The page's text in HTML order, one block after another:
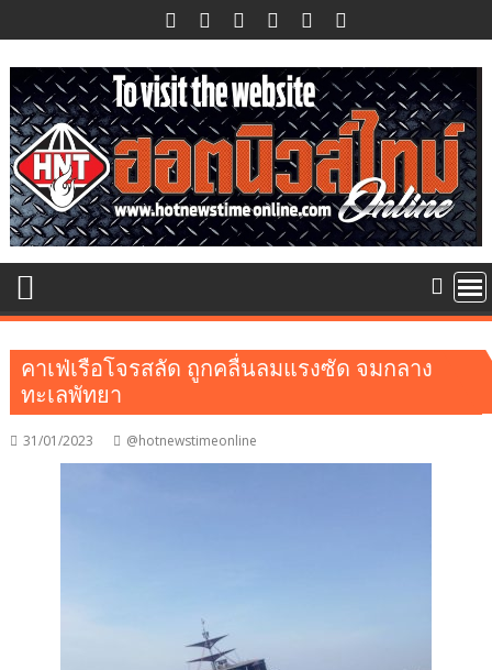
to
content
คาเฟ่เรือโจรสลัด ถูกคลื่นลมแรงซัด จมกลาง
ทะเลพัทยา
31/01/2023 @hotnewstimeonline